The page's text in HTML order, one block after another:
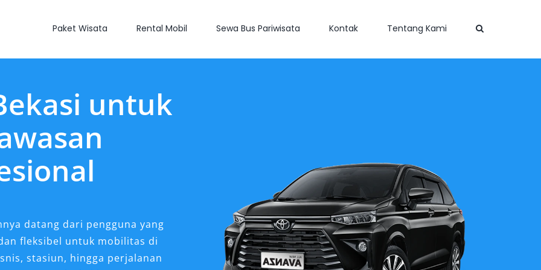
Paket Wisata Rental Mobil Sewa Bus Pariwisata Kontak Tentang Kami
untuk
datang dari pengguna yang
fleksibel untuk mobilitas di
stasiun, hingga perjalanan